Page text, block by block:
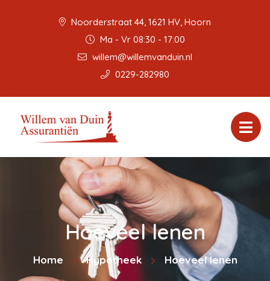
Noorderstraat 44, 1621 HV, Hoorn
Ma - Vr 08:30 - 17:00
willem@willemvanduin.nl
0229-282980
Hoeveel lenen
Home Hypotheek Hoeveel lenen